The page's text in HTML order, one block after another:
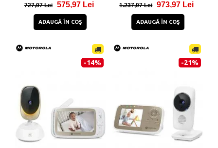
1080, 2500 mAh, Aplicatie
727,97 Lei 575,97 Lei
ADAUGĂ ÎN COŞ
2450 mAh, Aplicatie
1.237,97 Lei 973,97 Lei
ADAUGĂ ÎN COŞ
-14% -21%